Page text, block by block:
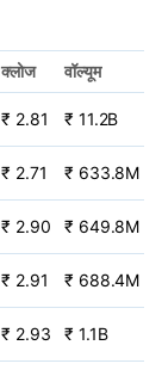
क्लोज वॉल्यूम
₹ 2.81 ₹ 11.2B
₹ 2.71 ₹ 633.8M
₹ 2.90 ₹ 649.8M
₹ 2.91 ₹ 688.4M
₹ 2.93 ₹ 1.1B